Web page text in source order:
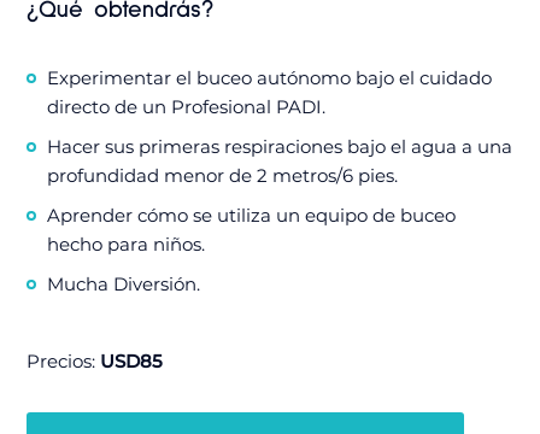
¿Qué obtendrás?
Experimentar el buceo autónomo bajo el cuidado
directo de un Profesional PADI.
Hacer sus primeras respiraciones bajo el agua a una
profundidad menor de 2 metros/6 pies.
Aprender cómo se utiliza un equipo de buceo
hecho para niños.
Mucha Diversión.
Precios: USD85